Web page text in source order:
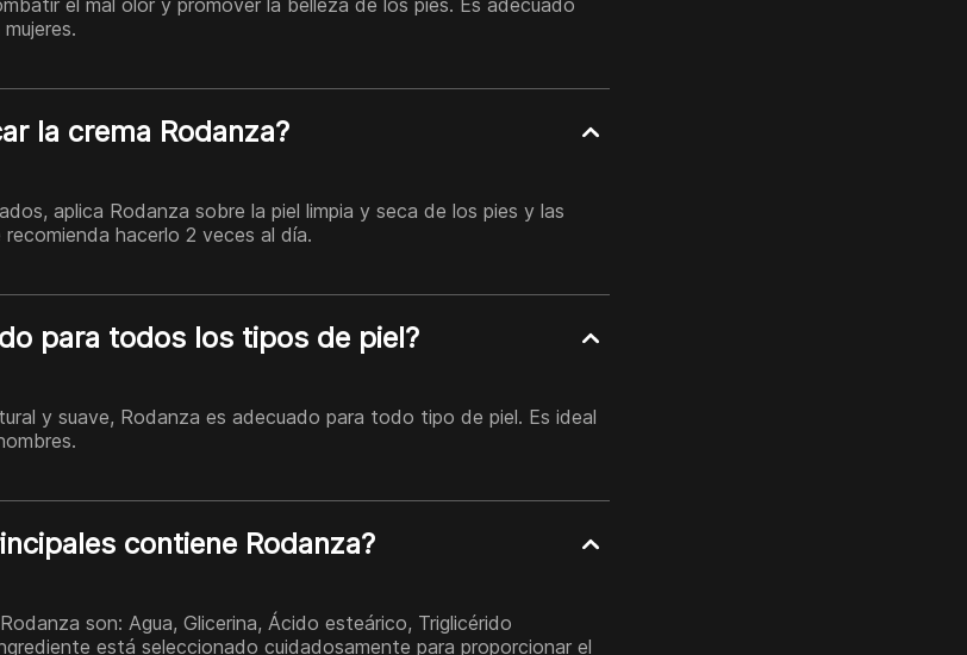
el mal olor y promover la belleza de los pies. Es adecuado
la crema Rodanza?
aplica Rodanza sobre la piel limpia y seca de los pies y las
hacerlo 2 veces al día.
para todos los tipos de piel?
y suave, Rodanza es adecuado para todo tipo de piel. Es ideal
contiene Rodanza?
son: Agua, Glicerina, Ácido esteárico, Triglicérido
está seleccionado cuidadosamente para proporcionar el